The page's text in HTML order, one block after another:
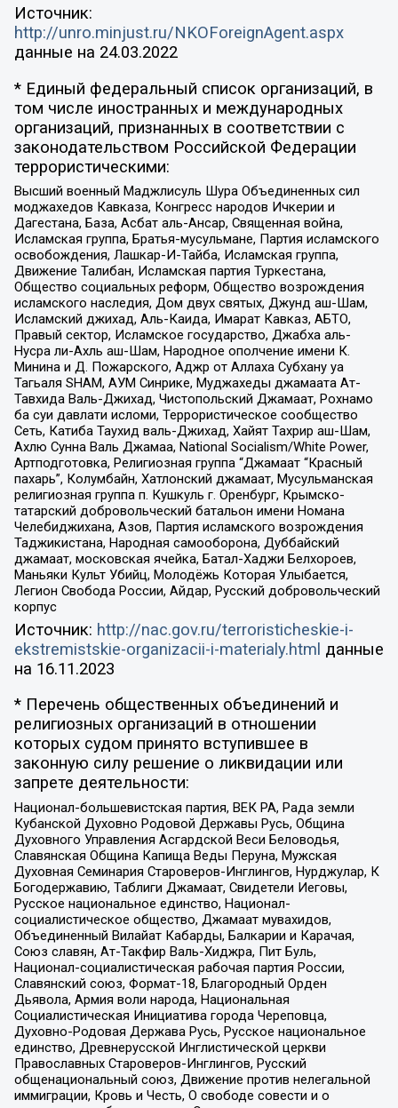
Источник:
http://unro.minjust.ru/NKOForeignAgent.aspx
данные на 24.03.2022
* Единый федеральный список организаций, в
том числе иностранных и международных
организаций, признанных в соответствии с
законодательством Российской Федерации
террористическими:
Высший военный Маджлисуль Шура Объединенных сил
моджахедов Кавказа, Конгресс народов Ичкерии и
Дагестана, База, Асбат аль-Ансар, Священная война,
Исламская группа, Братья-мусульмане, Партия исламского
освобождения, Лашкар-И-Тайба, Исламская группа,
Движение Талибан, Исламская партия Туркестана,
Общество социальных реформ, Общество возрождения
исламского наследия, Дом двух святых, Джунд аш-Шам,
Исламский джихад, Аль-Каида, Имарат Кавказ, АБТО,
Правый сектор, Исламское государство, Джабха аль-
Нусра ли-Ахль аш-Шам, Народное ополчение имени К.
Минина и Д. Пожарского, Аджр от Аллаха Субхану уа
Тагьаля SHAM, АУМ Синрике, Муджахеды джамаата Ат-
Тавхида Валь-Джихад, Чистопольский Джамаат, Рохнамо
ба суи давлати исломи, Террористическое сообщество
Сеть, Катиба Таухид валь-Джихад, Хайят Тахрир аш-Шам,
Ахлю Сунна Валь Джамаа, National Socialism/White Power,
Артподготовка, Религиозная группа “Джамаат “Красный
пахарь”, Колумбайн, Хатлонский джамаат, Мусульманская
религиозная группа п. Кушкуль г. Оренбург, Крымско-
татарский добровольческий батальон имени Номана
Челебиджихана, Азов, Партия исламского возрождения
Таджикистана, Народная самооборона, Дуббайский
джамаат, московская ячейка, Батал-Хаджи Белхороев,
Маньяки Культ Убийц, Молодёжь Которая Улыбается,
Легион Свобода России, Айдар, Русский добровольческий
корпус
Источник: http://nac.gov.ru/terroristicheskie-i-
ekstremistskie-organizacii-i-materialy.html данные
на 16.11.2023
* Перечень общественных объединений и
религиозных организаций в отношении
которых судом принято вступившее в
законную силу решение о ликвидации или
запрете деятельности:
Национал-большевистская партия, ВЕК РА, Рада земли
Кубанской Духовно Родовой Державы Русь, Община
Духовного Управления Асгардской Веси Беловодья,
Славянская Община Капища Веды Перуна, Мужская
Духовная Семинария Староверов-Инглингов, Нурджулар, К
Богодержавию, Таблиги Джамаат, Свидетели Иеговы,
Русское национальное единство, Национал-
социалистическое общество, Джамаат мувахидов,
Объединенный Вилайат Кабарды, Балкарии и Карачая,
Союз славян, Ат-Такфир Валь-Хиджра, Пит Буль,
Национал-социалистическая рабочая партия России,
Славянский союз, Формат-18, Благородный Орден
Дьявола, Армия воли народа, Национальная
Социалистическая Инициатива города Череповца,
Духовно-Родовая Держава Русь, Русское национальное
единство, Древнерусской Инглистической церкви
Православных Староверов-Инглингов, Русский
общенациональный союз, Движение против нелегальной
иммиграции, Кровь и Честь, О свободе совести и о